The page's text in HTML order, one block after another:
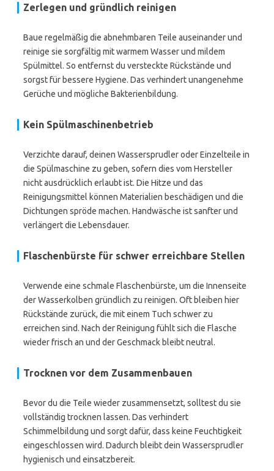
Zerlegen und gründlich reinigen
Baue regelmäßig die abnehmbaren Teile auseinander und
reinige sie sorgfältig mit warmem Wasser und mildem
Spülmittel. So entfernst du versteckte Rückstände und
sorgst für bessere Hygiene. Das verhindert unangenehme
Gerüche und mögliche Bakterienbildung.
Kein Spülmaschinenbetrieb
Verzichte darauf, deinen Wassersprudler oder Einzelteile in
die Spülmaschine zu geben, sofern dies vom Hersteller
nicht ausdrücklich erlaubt ist. Die Hitze und das
Reinigungsmittel können Materialien beschädigen und die
Dichtungen spröde machen. Handwäsche ist sanfter und
verlängert die Lebensdauer.
Flaschenbürste für schwer erreichbare Stellen
Verwende eine schmale Flaschenbürste, um die Innenseite
der Wasserkolben gründlich zu reinigen. Oft bleiben hier
Rückstände zurück, die mit einem Tuch schwer zu
erreichen sind. Nach der Reinigung fühlt sich die Flasche
wieder frisch an und der Geschmack bleibt neutral.
Trocknen vor dem Zusammenbauen
Bevor du die Teile wieder zusammensetzt, solltest du sie
vollständig trocknen lassen. Das verhindert
Schimmelbildung und sorgt dafür, dass keine Feuchtigkeit
eingeschlossen wird. Dadurch bleibt dein Wassersprudler
hygienisch und einsatzbereit.